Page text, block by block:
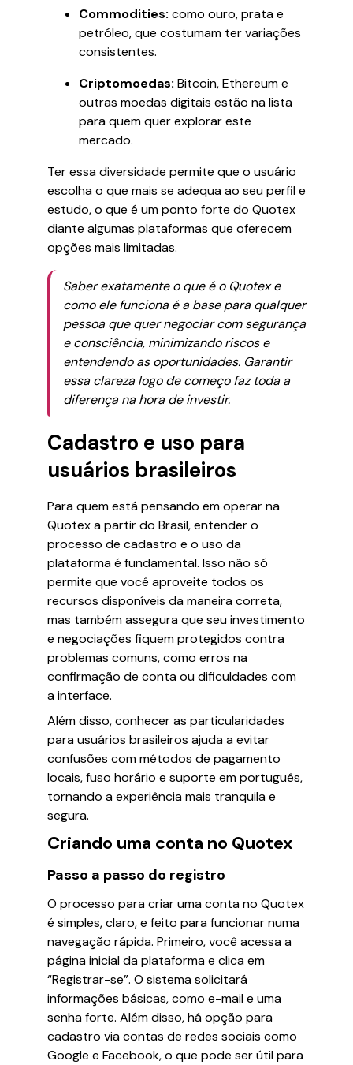
Commodities: como ouro, prata e
petróleo, que costumam ter variações
consistentes.
Criptomoedas: Bitcoin, Ethereum e
outras moedas digitais estão na lista
para quem quer explorar este
mercado.
Ter essa diversidade permite que o usuário
escolha o que mais se adequa ao seu perfil e
estudo, o que é um ponto forte do Quotex
diante algumas plataformas que oferecem
opções mais limitadas.
Saber exatamente o que é o Quotex e
como ele funciona é a base para qualquer
pessoa que quer negociar com segurança
e consciência, minimizando riscos e
entendendo as oportunidades. Garantir
essa clareza logo de começo faz toda a
diferença na hora de investir.
Cadastro e uso para
usuários brasileiros
Para quem está pensando em operar na
Quotex a partir do Brasil, entender o
processo de cadastro e o uso da
plataforma é fundamental. Isso não só
permite que você aproveite todos os
recursos disponíveis da maneira correta,
mas também assegura que seu investimento
e negociações fiquem protegidos contra
problemas comuns, como erros na
confirmação de conta ou dificuldades com
a interface.
Além disso, conhecer as particularidades
para usuários brasileiros ajuda a evitar
confusões com métodos de pagamento
locais, fuso horário e suporte em português,
tornando a experiência mais tranquila e
segura.
Criando uma conta no Quotex
Passo a passo do registro
O processo para criar uma conta no Quotex
é simples, claro, e feito para funcionar numa
navegação rápida. Primeiro, você acessa a
página inicial da plataforma e clica em
“Registrar-se”. O sistema solicitará
informações básicas, como e-mail e uma
senha forte. Além disso, há opção para
cadastro via contas de redes sociais como
Google e Facebook, o que pode ser útil para